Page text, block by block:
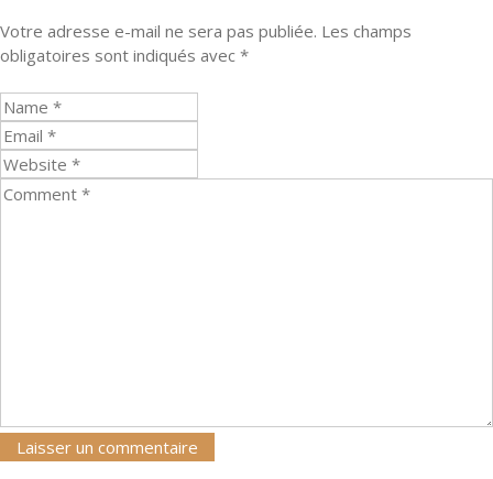
Votre adresse e-mail ne sera pas publiée. Les champs
obligatoires sont indiqués avec *